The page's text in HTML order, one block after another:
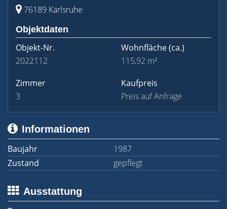
76189 Karlsruhe
Objektdaten
Objekt-Nr.
2022112
Wohnfläche(ca.)
115,92 m²
Zimmer
3
Kaufpreis
Preis auf Anfrage
Informationen
Baujahr
1987
Zustand
gepflegt
Ausstattung